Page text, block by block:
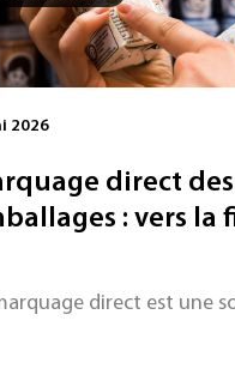
carbone devient
étaient en
2026
direct des
: vers la
direct est une